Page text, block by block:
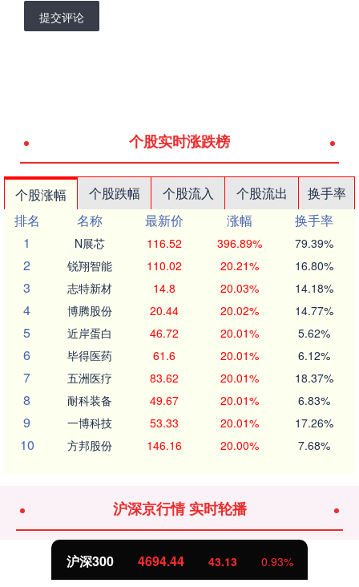
提交评论
个股实时涨跌榜
个股涨幅 个股跌幅 个股流入 个股流出
换手率
排名
名称 最新价 涨幅
换手率
1
N展芯 116.52 396.89% 79.39%
2 锐翔智能 110.02 20.21% 16.80%
3 志特新材 14.8 20.03% 14.18%
4 博腾股份 20.44 20.02% 14.77%
5 近岸蛋白 46.72 20.01% 5.62%
6 毕得医药 61.6 20.01% 6.12%
7 五洲医疗 83.62 20.01% 18.37%
8 耐科装备 49.67 20.01% 6.83%
9 一博科技 53.33 20.01% 17.26%
10 方邦股份 146.16 20.00% 7.68%
沪深京行情 实时轮播
43.13 0.93% 北证50